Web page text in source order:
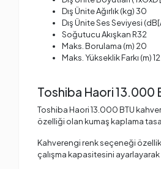
Dış Ünite Ağırlık (kg) 30
Dış Ünite Ses Seviyesi
Soğutucu Akışkan R32
Maks. Borulama (m) 20
Maks. Yükseklik Farkı (m) 12
Toshiba Haori 13.000
Toshiba Haori 13.000 BTU
özelliği olan kumaş kaplama
Kahverengi renk seçeneği
çalışma kapasitesini